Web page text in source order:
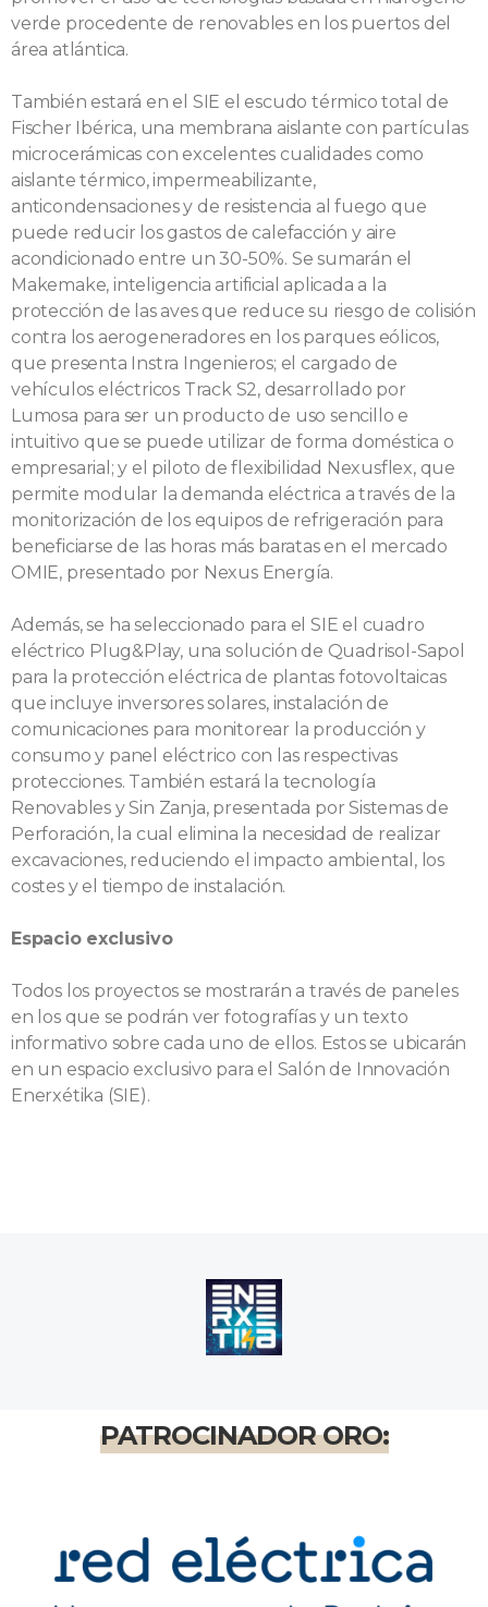
verde procedente de renovables en los puertos del
área atlántica.
También estará en el SIE el escudo térmico total de
Fischer Ibérica, una membrana aislante con partículas
microcerámicas con excelentes cualidades como
aislante térmico, impermeabilizante,
anticondensaciones y de resistencia al fuego que
puede reducir los gastos de calefacción y aire
acondicionado entre un 30-50%. Se sumarán el
Makemake, inteligencia artificial aplicada a la
protección de las aves que reduce su riesgo de colisión
contra los aerogeneradores en los parques eólicos,
que presenta Instra Ingenieros; el cargado de
vehículos eléctricos Track S2, desarrollado por
Lumosa para ser un producto de uso sencillo e
intuitivo que se puede utilizar de forma doméstica o
empresarial; y el piloto de flexibilidad Nexusflex, que
permite modular la demanda eléctrica a través de la
monitorización de los equipos de refrigeración para
beneficiarse de las horas más baratas en el mercado
OMIE, presentado por Nexus Energía.
Además, se ha seleccionado para el SIE el cuadro
eléctrico Plug&Play, una solución de Quadrisol-Sapol
para la protección eléctrica de plantas fotovoltaicas
que incluye inversores solares, instalación de
comunicaciones para monitorear la producción y
consumo y panel eléctrico con las respectivas
protecciones. También estará la tecnología
Renovables y Sin Zanja, presentada por Sistemas de
Perforación, la cual elimina la necesidad de realizar
excavaciones, reduciendo el impacto ambiental, los
costes y el tiempo de instalación.
Espacio exclusivo
Todos los proyectos se mostrarán a través de paneles
en los que se podrán ver fotografías y un texto
informativo sobre cada uno de ellos. Estos se ubicarán
en un espacio exclusivo para el Salón de Innovación
Enerxétika (SIE).
PATROCINADOR ORO: